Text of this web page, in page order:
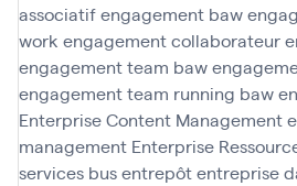
associatifengagement baw
work engagement collaborateur
engagement team baw
engagement team running baw
Enterprise Content Management
management Enterprise
services busentrepôtentreprise